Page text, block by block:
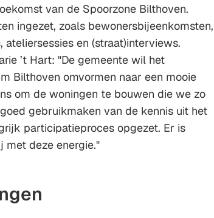
van de Spoorzone Bilthoven.
ingezet, zoals bewonersbijeenkomsten,
en (straat)interviews.
’t Hart: "De gemeente wil het
Bilthoven omvormen naar een mooie
om de woningen te bouwen die we zo
gebruikmaken van de kennis uit het
participatieproces opgezet. Er is
met deze energie."